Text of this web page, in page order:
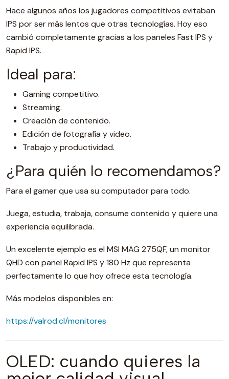
Hace algunos años los jugadores competitivos evitaban
IPS por ser más lentos que otras tecnologías. Hoy eso
cambió completamente gracias a los paneles Fast IPS y
Rapid IPS.
Ideal para:
Gaming competitivo.
Streaming.
Creación de contenido.
Edición de fotografía y video.
Trabajo y productividad.
¿Para quién lo recomendamos?
Para el gamer que usa su computador para todo.
Juega, estudia, trabaja, consume contenido y quiere una
experiencia equilibrada.
Un excelente ejemplo es el MSI MAG 275QF, un monitor
QHD con panel Rapid IPS y 180 Hz que representa
perfectamente lo que hoy ofrece esta tecnología.
Más modelos disponibles en:
https://valrod.cl/monitores
OLED: cuando quieres la